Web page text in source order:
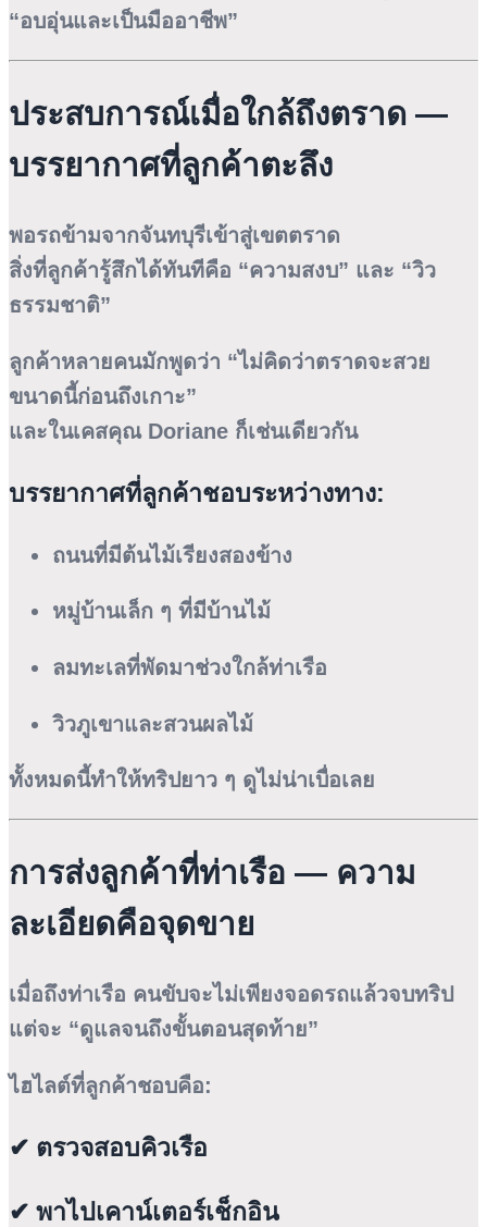
“อบอุ่นและเป็นมืออาชีพ”
ประสบการณ์เมื่อใกล้ถึงตราด —
บรรยากาศที่ลูกค้าตะลึง
พอรถข้ามจากจันทบุรีเข้าสู่เขตตราด
สิ่งที่ลูกค้ารู้สึกได้ทันทีคือ “ความสงบ” และ “วิว
ธรรมชาติ”
ลูกค้าหลายคนมักพูดว่า “ไม่คิดว่าตราดจะสวย
ขนาดนี้ก่อนถึงเกาะ”
และในเคสคุณ Doriane ก็เช่นเดียวกัน
บรรยากาศที่ลูกค้าชอบระหว่างทาง:
ถนนที่มีต้นไม้เรียงสองข้าง
หมู่บ้านเล็ก ๆ ที่มีบ้านไม้
ลมทะเลที่พัดมาช่วงใกล้ท่าเรือ
วิวภูเขาและสวนผลไม้
ทั้งหมดนี้ทำให้ทริปยาว ๆ ดูไม่น่าเบื่อเลย
การส่งลูกค้าที่ท่าเรือ — ความ
ละเอียดคือจุดขาย
เมื่อถึงท่าเรือ คนขับจะไม่เพียงจอดรถแล้วจบทริป
แต่จะ “ดูแลจนถึงขั้นตอนสุดท้าย”
ไฮไลต์ที่ลูกค้าชอบคือ:
✔ ตรวจสอบคิวเรือ
✔ พาไปเคาน์เตอร์เช็กอิน